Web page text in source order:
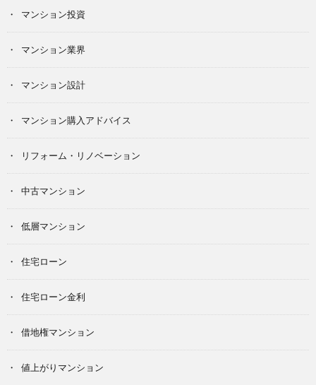
マンション投資
マンション業界
マンション設計
マンション購入アドバイス
リフォーム・リノベーション
中古マンション
低層マンション
住宅ローン
住宅ローン金利
借地権マンション
値上がりマンション